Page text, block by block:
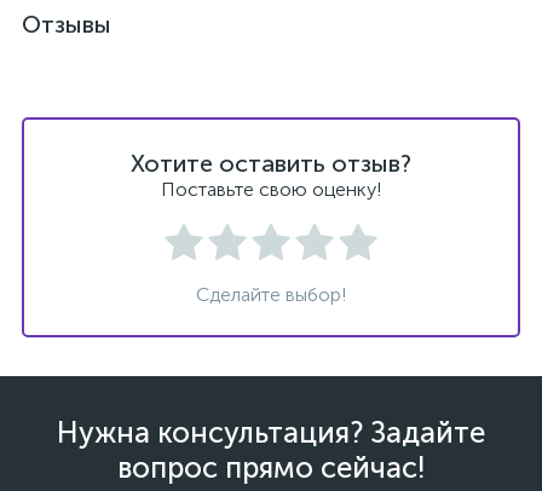
Отзывы
Хотите оставить отзыв?
Поставьте свою оценку!
Сделайте выбор!
Нужна консультация? Задайте
вопрос прямо сейчас!